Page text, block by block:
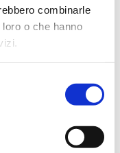
combinarle
o che hanno
due